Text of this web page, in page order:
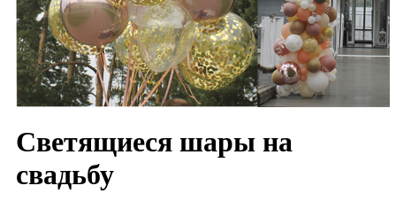
Светящиеся шары на
свадьбу